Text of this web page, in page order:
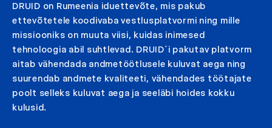
DRUID on Rumeenia iduettevõte, mis pakub
ettevõtetele koodivaba vestlusplatvormi ning mille
missiooniks on muuta viisi, kuidas inimesed
tehnoloogia abil suhtlevad. DRUID´i pakutav platvorm
aitab vähendada andmetöötlusele kuluvat aega ning
suurendab andmete kvaliteeti, vähendades töötajate
poolt selleks kuluvat aega ja seeläbi hoides kokku
kulusid.